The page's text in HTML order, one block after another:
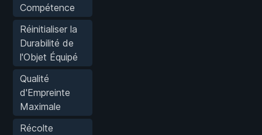
Compétence
Réinitialiser la
Durabilité de
l'Objet Équipé
Qualité
d'Empreinte
Maximale
Récolte